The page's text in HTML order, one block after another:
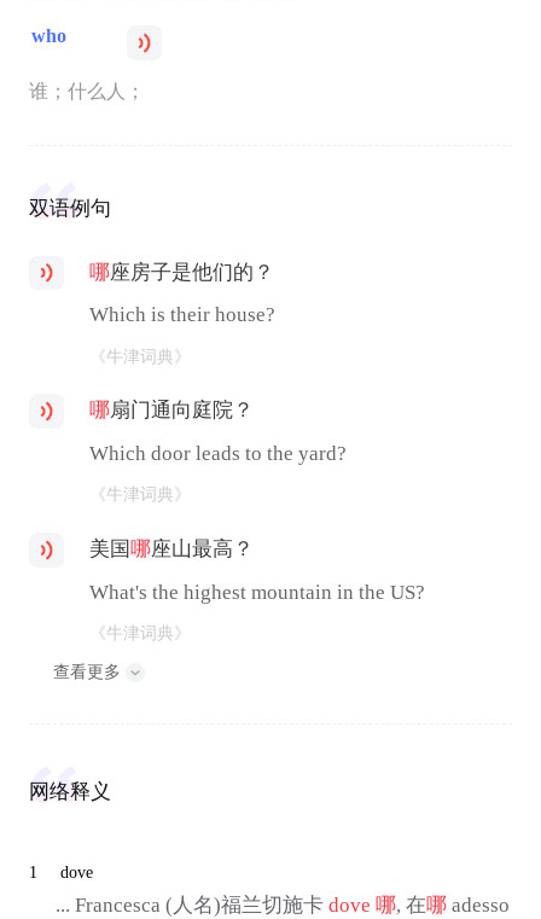
who
谁；什么人；
双语例句
哪座房子是他们的？
Which is their house?
《牛津词典》
哪扇门通向庭院？
Which door leads to the yard?
《牛津词典》
美国哪座山最高？
What's the highest mountain in the US?
《牛津词典》
查看更多
网络释义
1 dove
... Francesca (人名)福兰切施卡 dove 哪, 在哪adesso